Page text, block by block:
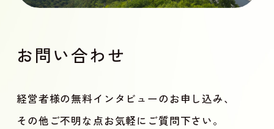
お問い合わせ
経営者様の無料インタビューのお申し込み、
その他ご不明な点お気軽にご質問下さい。